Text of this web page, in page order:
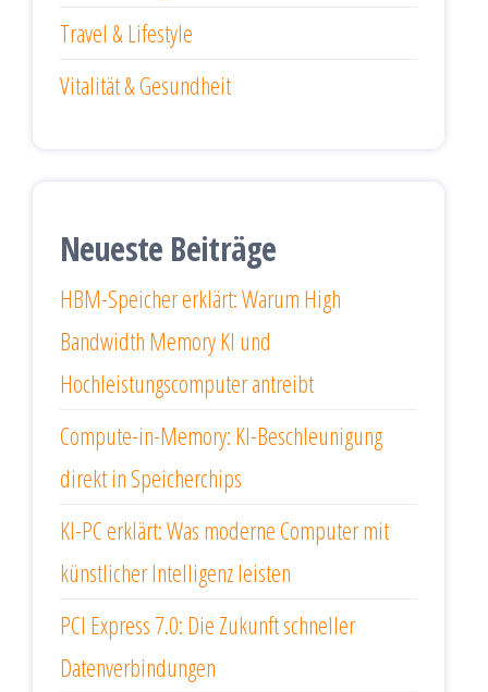
Travel & Lifestyle
Vitalität & Gesundheit
Neueste Beiträge
HBM-Speicher erklärt: Warum High
Bandwidth Memory KI und
Hochleistungscomputer antreibt
Compute-in-Memory: KI-Beschleunigung
direkt in Speicherchips
KI-PC erklärt: Was moderne Computer mit
künstlicher Intelligenz leisten
PCI Express 7.0: Die Zukunft schneller
Datenverbindungen